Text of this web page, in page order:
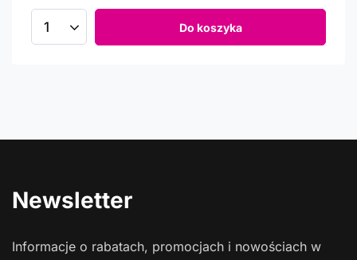
Do koszyka
Newsletter
Informacje o rabatach, promocjach i nowościach w